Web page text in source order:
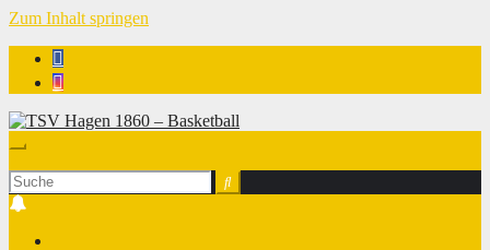
Zum Inhalt springen